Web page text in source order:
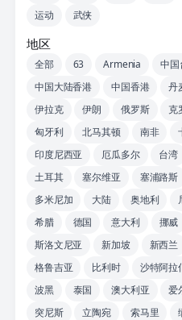
运动
武侠
地区
全部 63 Armenia 中国
中国大陆香港
中国香港 丹
伊拉克
伊朗 俄罗斯 克
匈牙利
北马其顿 南非
印度尼西亚
厄瓜多尔 台湾
土耳其
塞尔维亚 塞浦路斯
多米尼加
大陆 奥地利
希腊
德国 意大利 挪威
斯洛文尼亚
新加坡 新西兰
格鲁吉亚
比利时 沙特阿拉
波黑
泰国 澳大利亚 爱
突尼斯
立陶宛 索马里